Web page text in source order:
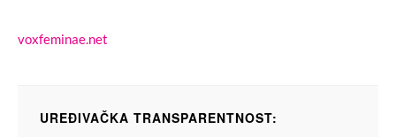
voxfeminae.net
UREĐIVAČKA TRANSPARENTNOST: